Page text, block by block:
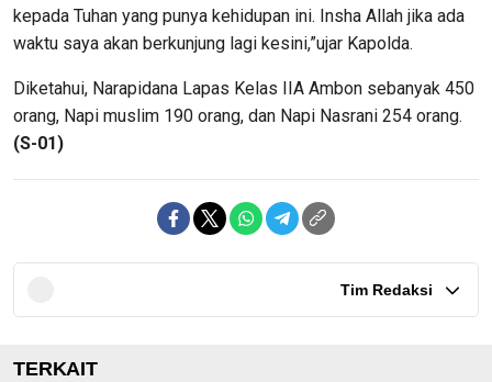
kepada Tuhan yang punya kehidupan ini. Insha Allah jika ada
waktu saya akan berkunjung lagi kesini,”ujar Kapolda.
Diketahui, Narapidana Lapas Kelas IIA Ambon sebanyak 450
orang, Napi muslim 190 orang, dan Napi Nasrani 254 orang.
(S-01)
Tim Redaksi
TERKAIT